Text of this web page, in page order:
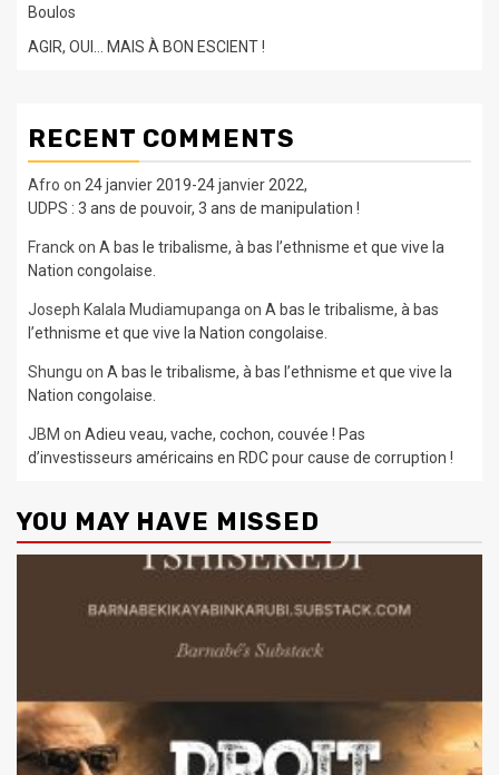
Boulos
AGIR, OUI… MAIS À BON ESCIENT !
RECENT COMMENTS
Afro on 24 janvier 2019-24 janvier 2022,
UDPS : 3 ans de pouvoir, 3 ans de manipulation !
Franckon A bas le tribalisme, à bas l’ethnisme et que vive la
Nation congolaise.
Joseph Kalala Mudiamupanga on A bas le tribalisme, à bas
l’ethnisme et que vive la Nation congolaise.
Shungu on A bas le tribalisme, à bas l’ethnisme et que vive la
Nation congolaise.
JBM on Adieu veau, vache, cochon, couvée ! Pas
d’investisseurs américains en RDC pour cause de corruption !
YOU MAY HAVE MISSED